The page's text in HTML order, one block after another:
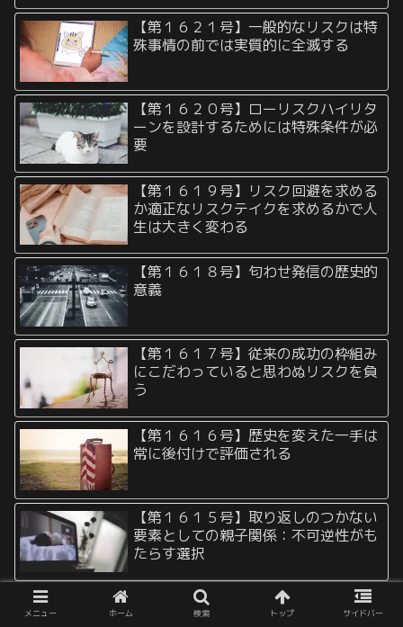
【第１６２１号】一般的なリスクは特
殊事情の前では実質的に全滅する
【第１６２０号】ローリスクハイリタ
ーンを設計するためには特殊条件が必
要
【第１６１９号】リスク回避を求める
か適正なリスクテイクを求めるかで人
生は大きく変わる
【第１６１８号】匂わせ発信の歴史的
意義
【第１６１７号】従来の成功の枠組み
にこだわっていると思わぬリスクを負
う
【第１６１６号】歴史を変えた一手は
常に後付けで評価される
【第１６１５号】取り返しのつかない
要素としての親子関係：不可逆性がも
たらす選択
【第１６１４号】「今の発想は部分最
適に過ぎないのではないか？」と疑問
メニュー ホーム 検索 トップ サイドバー